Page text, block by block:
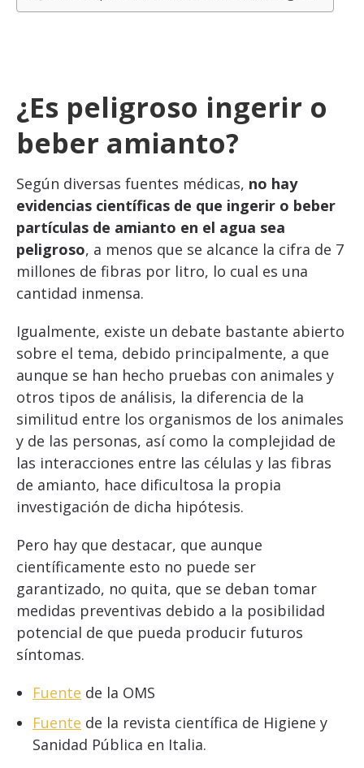
¿Es peligroso ingerir o
beber amianto?
Según diversas fuentes médicas, no hay
evidencias científicas de que ingerir o beber
partículas de amianto en el agua sea
peligroso, a menos que se alcance la cifra de 7
millones de fibras por litro, lo cual es una
cantidad inmensa.
Igualmente, existe un debate bastante abierto
sobre el tema, debido principalmente, a que
aunque se han hecho pruebas con animales y
otros tipos de análisis, la diferencia de la
similitud entre los organismos de los animales
y de las personas, así como la complejidad de
las interacciones entre las células y las fibras
de amianto, hace dificultosa la propia
investigación de dicha hipótesis.
Pero hay que destacar, que aunque
científicamente esto no puede ser
garantizado, no quita, que se deban tomar
medidas preventivas debido a la posibilidad
potencial de que pueda producir futuros
síntomas.
Fuente de la OMS
Fuente de la revista científica de Higiene y
Sanidad Pública en Italia.